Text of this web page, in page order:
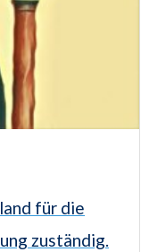
für die
zuständig.